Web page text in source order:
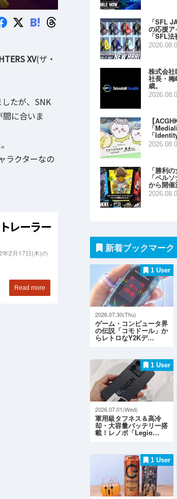
B!
XV(ザ・
たが、SNK
に合いま
ラクターなの
「SFL
の応援ア
「SFL
株式会
社長・梅
歳。
【
「
「
「勝利
「ペル
から開
新着ブックマーク
1 User
2026.07.30(Thu)
ゲーム・コンピュータ界
の伝説「コモドール」か
らレトロなY2Kデ…
1 User
2026.07.01(Wed)
軍用級タフネス＆高冷
却・大容量バッテリー搭
載！レノボ「Legio…
1 User